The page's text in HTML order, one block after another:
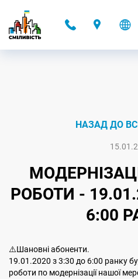
НАЗАД ДО
РОБОТИ -
6:00
⚠️Шановні абоненти.
19.01.2020 з 3:30 до 6:00 ранку
роботи по модернізації нашої